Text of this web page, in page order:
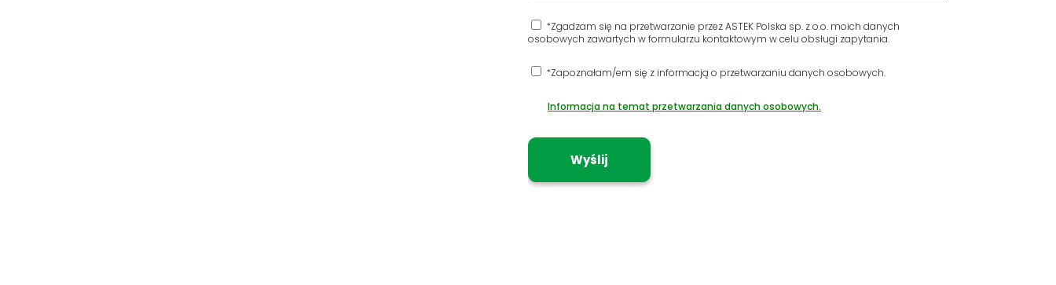
*Zgadzam się na przetwarzanie przez ASTEK Polska sp. z o.o. moich danych
osobowych zawartych w formularzu kontaktowym w celu obsługi zapytania.
*Zapoznałam/em się z informacją o przetwarzaniu danych osobowych.
Informacja na temat przetwarzania danych osobowych.